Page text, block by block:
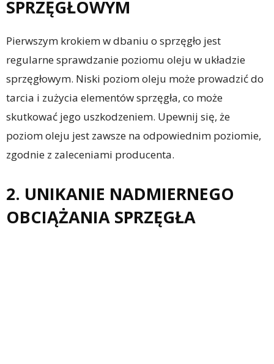
SPRZĘGŁOWYM
Pierwszym krokiem w dbaniu o sprzęgło jest
regularne sprawdzanie poziomu oleju w układzie
sprzęgłowym. Niski poziom oleju może prowadzić do
tarcia i zużycia elementów sprzęgła, co może
skutkować jego uszkodzeniem. Upewnij się, że
poziom oleju jest zawsze na odpowiednim poziomie,
zgodnie z zaleceniami producenta.
2. UNIKANIE NADMIERNEGO
OBCIĄŻANIA SPRZĘGŁA